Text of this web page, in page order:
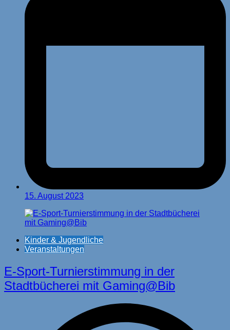
15. August 2023
Kinder & Jugendliche
Veranstaltungen
E-Sport-Turnierstimmung in der
Stadtbücherei mit Gaming@Bib